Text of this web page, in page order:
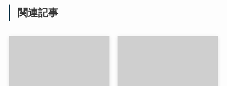
関連記事